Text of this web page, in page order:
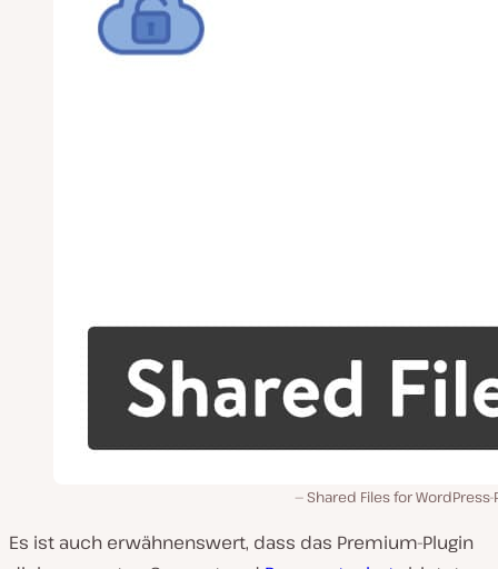
Shared Files for WordPress-
Es ist auch erwähnenswert, dass das Premium-Plugin